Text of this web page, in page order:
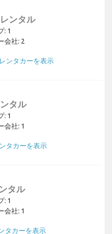
ンタル
: 1
会社: 2
ンタカーを表示
タル
: 1
会社: 1
タカーを表示
タル
: 1
会社: 1
タカーを表示